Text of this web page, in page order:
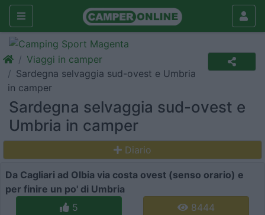
Viaggi in camper
Sardegna selvaggia sud-ovest e Umbria
in camper
Sardegna selvaggia sud-ovest e
Umbria in camper
Diario
Da Cagliari ad Olbia via costa ovest (senso orario) e
per finire un po' di Umbria
5
8444